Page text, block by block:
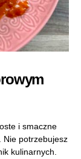
i smaczne
Nie potrzebujesz
kulinarnych.